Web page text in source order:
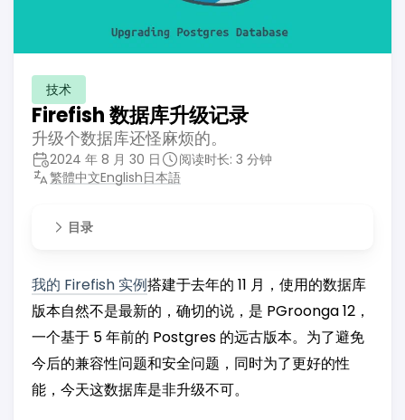
技术
Firefish 数据库升级记录
升级个数据库还怪麻烦的。
2024 年 8 月 30 日
阅读时长: 3 分钟
繁體中文English日本語
目录
我的 Firefish 实例搭建于去年的 11 月，使用的数据库
版本自然不是最新的，确切的说，是 PGroonga 12，
一个基于 5 年前的 Postgres 的远古版本。为了避免
今后的兼容性问题和安全问题，同时为了更好的性
能，今天这数据库是非升级不可。